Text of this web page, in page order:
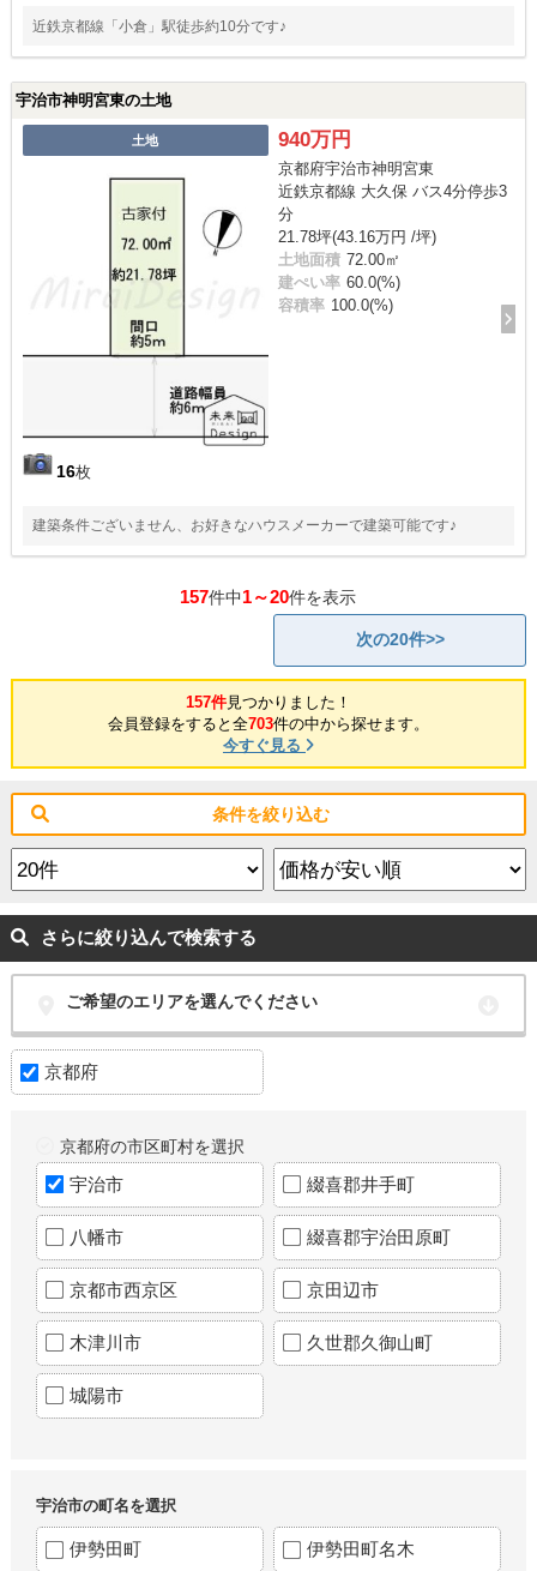
近鉄京都線「小倉」駅徒歩約10分です♪
宇治市神明宮東の土地
土地
16枚
940万円
京都府宇治市神明宮東
近鉄京都線 大久保 バス4分停歩3
分
21.78坪(43.16万円 /坪)
土地面積 72.00㎡
建ぺい率 60.0(%)
容積率 100.0(%)
建築条件ございません、お好きなハウスメーカーで建築可能です♪
157件中1～20件を表示
次の20件>>
157件見つかりました！
会員登録をすると全703件の中から探せます。
今すぐ見る
条件を絞り込む
さらに絞り込んで検索する
ご希望のエリアを選んでください
京都府
京都府の市区町村を選択
宇治市 綴喜郡井手町
八幡市 綴喜郡宇治田原町
京都市西京区 京田辺市
木津川市 久世郡久御山町
城陽市
宇治市の町名を選択
伊勢田町 伊勢田町名木